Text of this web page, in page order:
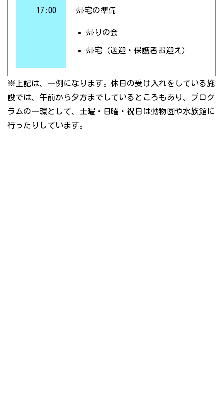
17:00 帰宅の準備
帰りの会
帰宅（送迎・保護者お迎え）
※上記は、一例になります。休日の受け入れをしている施
設では、午前から夕方までしているところもあり、プログ
ラムの一環として、土曜・日曜・祝日は動物園や水族館に
行ったりしています。